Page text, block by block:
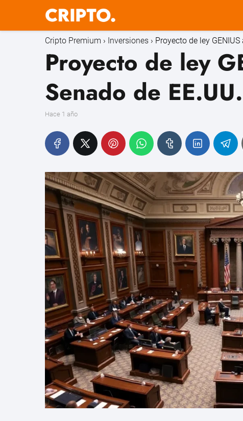
Cripto Premium Inversiones Proyecto de ley
Proyecto de ley
Senado de
hace 1 año